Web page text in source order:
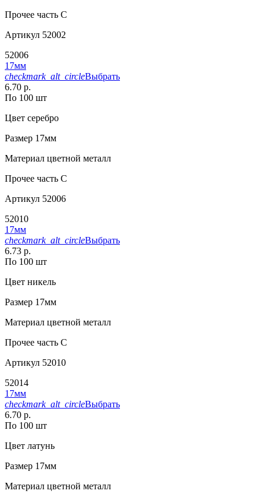
Прочее часть С
Артикул 52002
52006
17мм
checkmark_alt_circleВыбрать
6.70 р.
По 100 шт
Цвет серебро
Размер 17мм
Материал цветной металл
Прочее часть С
Артикул 52006
52010
17мм
checkmark_alt_circleВыбрать
6.73 р.
По 100 шт
Цвет никель
Размер 17мм
Материал цветной металл
Прочее часть С
Артикул 52010
52014
17мм
checkmark_alt_circleВыбрать
6.70 р.
По 100 шт
Цвет латунь
Размер 17мм
Материал цветной металл